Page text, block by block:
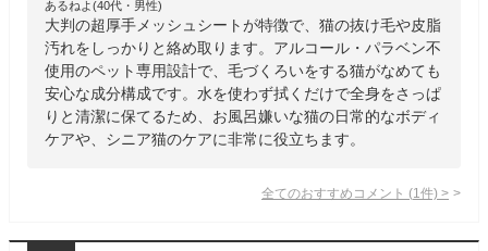
あるねよ(40代・男性)
大判の超厚手メッシュシートが特徴で、猫の抜け毛や皮脂
汚れをしっかりと絡め取ります。アルコール・パラベン不
使用のペット専用設計で、毛づくろいをする猫がなめても
安心な成分構成です。水を使わず拭くだけで全身をさっぱ
りと清潔に保てるため、お風呂嫌いな猫の日常的なボディ
ケアや、シニア猫のケアに非常に役立ちます。
全てのおすすめコメント (1 件) >